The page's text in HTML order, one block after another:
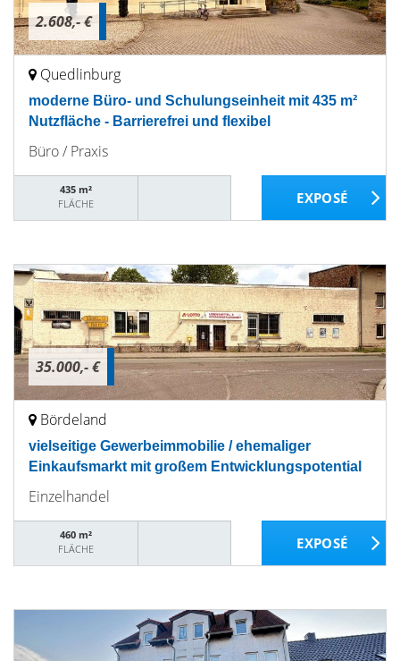
2.608,- €
Quedlinburg
moderne Büro- und Schulungseinheit mit 435 m²
Nutzfläche - Barrierefrei und flexibel
Büro / Praxis
435 m²
FLÄCHE
35.000,- €
Bördeland
vielseitige Gewerbeimmobilie / ehemaliger
Einkaufsmarkt mit großem Entwicklungspotential
Einzelhandel
460 m²
FLÄCHE